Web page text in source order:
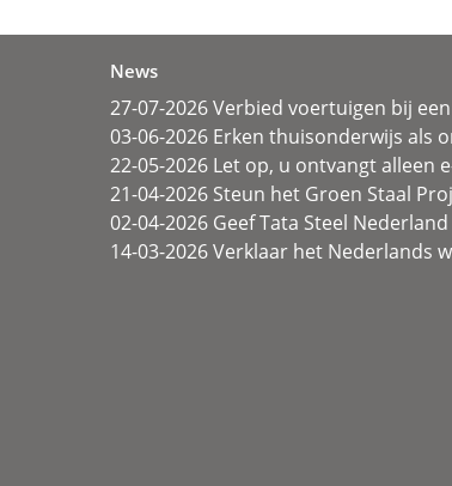
News
27-07-2026 Verbied voertuigen bij
03-06-2026 Erken thuisonderwijs als
22-05-2026 Let op, u ontvangt alleen
21-04-2026 Steun het Groen Staal
02-04-2026 Geef Tata Steel
14-03-2026 Verklaar het Nederlands